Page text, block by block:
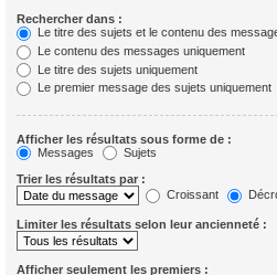
Rechercher dans :
Le titre des sujets et le contenu des
Le contenu des messages uniquement
Le titre des sujets uniquement
Le premier message des sujets uniquement
Afficher les résultats sous forme de :
Messages
Sujets
Trier les résultats par :
Croissant
Limiter les résultats selon leur ancienneté :
Afficher seulement les premiers :